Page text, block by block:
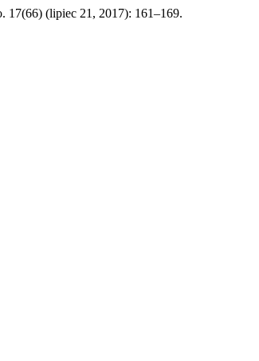
17(66) (lipiec 21, 2017): 161–169.